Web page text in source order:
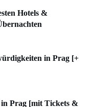
Hotels &
in Prag [+
in Prag [mit Tickets &